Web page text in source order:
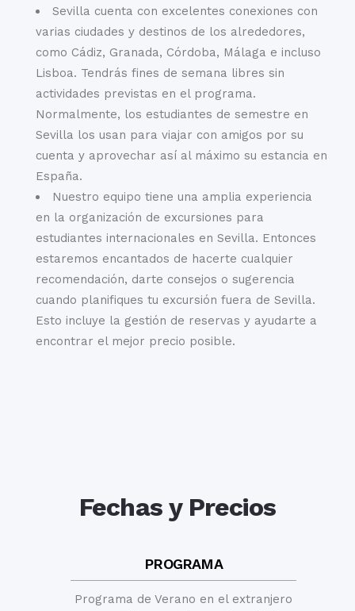
Sevilla cuenta con excelentes conexiones con
varias ciudades y destinos de los alrededores,
como Cádiz, Granada, Córdoba, Málaga e incluso
Lisboa. Tendrás fines de semana libres sin
actividades previstas en el programa.
Normalmente, los estudiantes de semestre en
Sevilla los usan para viajar con amigos por su
cuenta y aprovechar así al máximo su estancia en
España.
Nuestro equipo tiene una amplia experiencia
en la organización de excursiones para
estudiantes internacionales en Sevilla. Entonces
estaremos encantados de hacerte cualquier
recomendación, darte consejos o sugerencia
cuando planifiques tu excursión fuera de Sevilla.
Esto incluye la gestión de reservas y ayudarte a
encontrar el mejor precio posible.
Fechas y Precios
PROGRAMA
Programa de Verano en el extranjero